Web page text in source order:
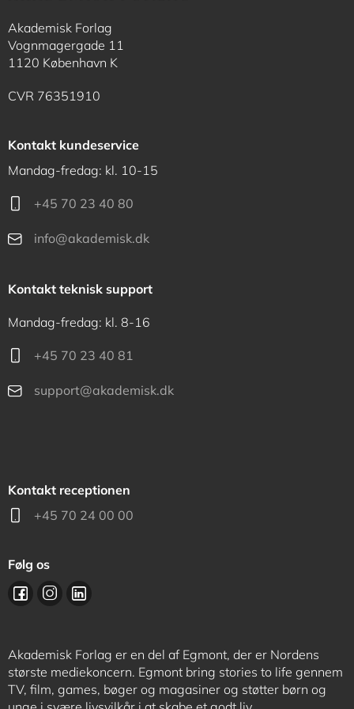
Akademisk Forlag
Vognmagergade 11
1120 København K
CVR 76351910
Kontakt kundeservice
Mandag-fredag: kl. 10-15
+45 70 23 40 80
info@akademisk.dk
Kontakt teknisk support
Mandag-fredag: kl. 8-16
+45 70 23 40 81
support@akademisk.dk
Kontakt receptionen
+45 70 24 00 00
Følg os
Akademisk Forlag er en del af Egmont, der er Nordens
største mediekoncern. Egmont bring stories to life gennem
TV, film, games, bøger og magasiner og støtter børn og